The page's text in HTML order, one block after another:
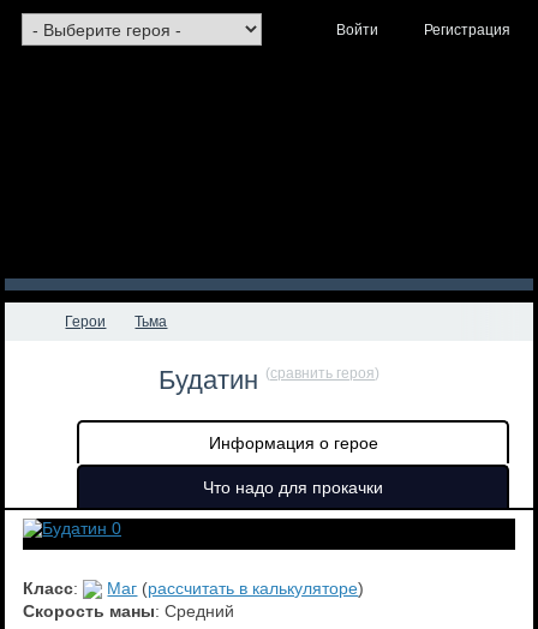
Войти Регистрация
Герои Тьма
Будатин (сравнить героя)
Информация о герое
Что надо для прокачки
Класс: Маг (рассчитать в калькуляторе)
Скорость маны: Средний